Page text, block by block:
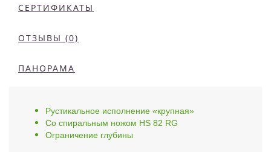
СЕРТИФИКАТЫ
ОТЗЫВЫ (0)
ПАНОРАМА
Рустикальное исполнение «крупная»
Со спиральным ножом HS 82 RG
Ограничение глубины